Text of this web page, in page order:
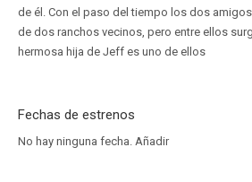
de él. Con el paso del tiempo los dos
de dos ranchos vecinos, pero entre ellos
hermosa hija de Jeff es uno de ellos
Fechas de estrenos
No hay ninguna fecha. Añadir